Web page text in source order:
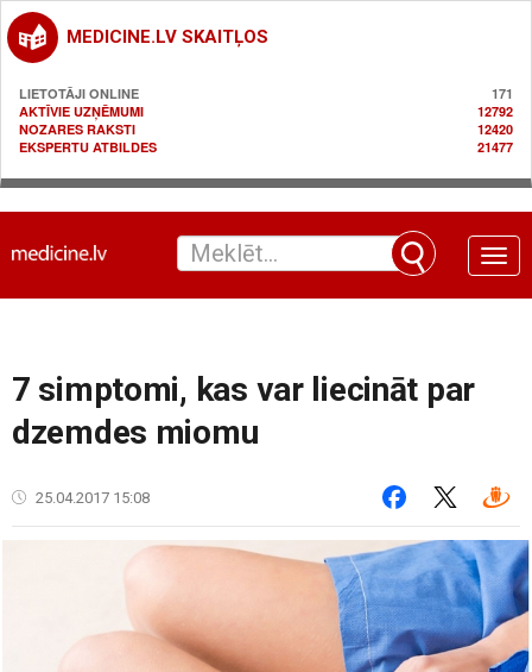
MEDICINE.LV SKAITĻOS
LIETOTĀJI ONLINE
171
AKTĪVIE UZŅĒMUMI
12792
NOZARES RAKSTI
12420
EKSPERTU ATBILDES
21477
Toggle
7 simptomi, kas var liecināt par
dzemdes miomu
25.04.2017 15:08